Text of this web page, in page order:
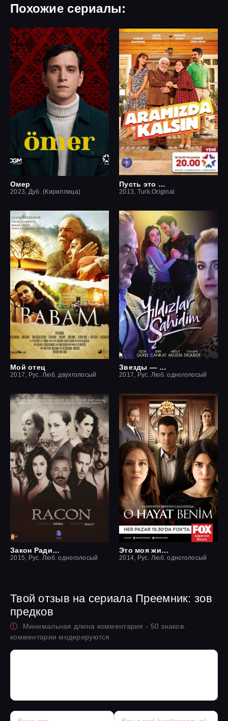
Похожие сериалы:
Омер
2023, Дуб. (Кириллица)
Пусть это останется между нами
2013, Turk.Original
Мой отец
2017, Рус. Люб. двухголосый
Звезды — мои свидетели
2017, Рус. Люб. одноголосый
Закон Ради семьи / Ракон
2015, Рус. Люб. одноголосый
Это моя жизнь
2014, Рус. Люб. одноголосый
Твой отзыв на сериала Преемник: зов
предков
Минимальная длина комментария - 50 знаков.
комментарии модерируются